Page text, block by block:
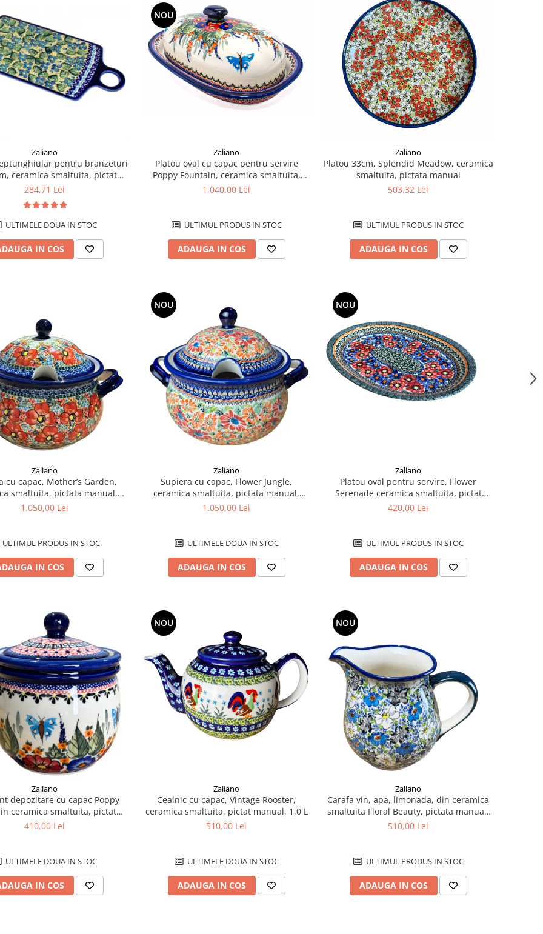
Zaliano
pentru branzeturi
ceramica smaltuita, pictat
manual, 14,3 x 28,5 cm
284,71 Lei
ULTIMELE DOUA IN STOC
IN COS
NOU
Zaliano
Platou oval cu capac pentru servire
Poppy Fountain, ceramica smaltuita,
pictat manual, 13,5 x 39,5 cm
1.040,00 Lei
ULTIMUL PRODUS IN STOC
ADAUGA IN COS
Zaliano
Platou 33cm, Splendid Meadow, ceramica
smaltuita, pictata manual
503,32 Lei
ULTIMUL PRODUS IN STOC
ADAUGA IN COS
Zaliano
cu capac, Mother’s Garden,
smaltuita, pictata manual,
volum 3 L
1.050,00 Lei
ULTIMUL PRODUS IN STOC
IN COS
NOU
Zaliano
Supiera cu capac, Flower Jungle,
ceramica smaltuita, pictata manual,
volum 3 L
1.050,00 Lei
ULTIMELE DOUA IN STOC
ADAUGA IN COS
NOU
Zaliano
Platou oval pentru servire, Flower
Serenade ceramica smaltuita, pictat
manual, 26,7 x 34,0 cm
420,00 Lei
ULTIMUL PRODUS IN STOC
ADAUGA IN COS
Zaliano
depozitare cu capac Poppy
ceramica smaltuita, pictat
cm, volum 1 L
410,00 Lei
ULTIMELE DOUA IN STOC
IN COS
NOU
Zaliano
Ceainic cu capac, Vintage Rooster,
ceramica smaltuita, pictat manual, 1,0 L
510,00 Lei
ULTIMELE DOUA IN STOC
ADAUGA IN COS
NOU
Zaliano
Carafa vin, apa, limonada, din ceramica
smaltuita Floral Beauty, pictata manual,
1,7 L
510,00 Lei
ULTIMUL PRODUS IN STOC
ADAUGA IN COS